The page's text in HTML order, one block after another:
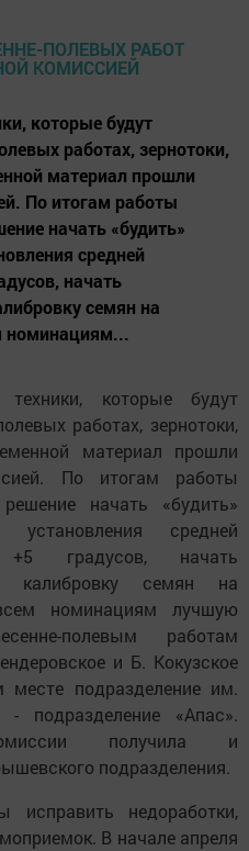
которые будут
работах, зернотоки,
материал прошли
По итогам работы
начать «будить»
средней
начать
семян на
номинациям...
которые будут
работах, зернотоки,
материал прошли
По итогам работы
начать «будить»
средней
+5 градусов, начать
калибровку семян на
номинациям лучшую
полевым работам
и Б. Кокузское
месте подразделение им.
подразделение «Апас».
получила и
подразделения.
недоработки,
В начале апреля